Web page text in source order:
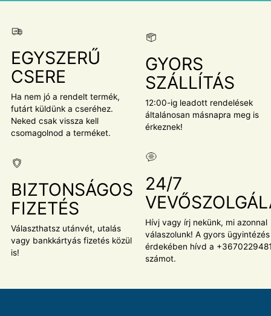
EGYSZERŰ
CSERE
Ha nem jó a rendelt termék,
futárt küldünk a cseréhez.
Neked csak vissza kell
csomagolnod a terméket.
GYORS
SZÁLLÍTÁS
12:00-ig leadott rendelések
általánosan másnapra meg is
érkeznek!
BIZTONSÁGOS
FIZETÉS
Választhatsz utánvét, utalás
vagy bankkártyás fizetés közül
is!
24/7
Hívj vagy írj nekünk, mi azonnal
válaszolunk! A gyors ügyintézés
érdekében hívd a
számot.